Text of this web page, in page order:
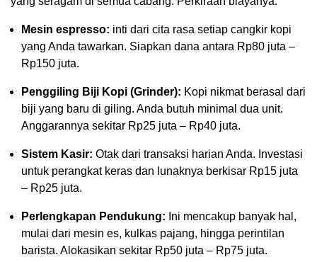
Mesin espresso: inti dari cita rasa setiap cangkir kopi
yang Anda tawarkan. Siapkan dana antara Rp80 juta –
Rp150 juta.
Penggiling Biji Kopi (Grinder): Kopi nikmat berasal dari
biji yang baru di giling. Anda butuh minimal dua unit.
Anggarannya sekitar Rp25 juta – Rp40 juta.
Sistem Kasir: Otak dari transaksi harian Anda. Investasi
untuk perangkat keras dan lunaknya berkisar Rp15 juta
– Rp25 juta.
Perlengkapan Pendukung: Ini mencakup banyak hal,
mulai dari mesin es, kulkas pajang, hingga perintilan
barista. Alokasikan sekitar Rp50 juta – Rp75 juta.